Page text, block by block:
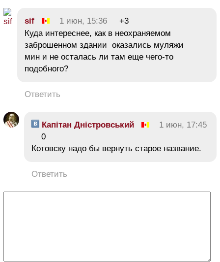
sif 1 июн, 15:36
+3
Куда интереснее, как в неохраняемом
заброшенном здании оказались муляжи
мин и не осталась ли там еще чего-то
подобного?
Ответить
Капітан Дністровський
1 июн, 17:45
0
Котовску надо бы вернуть старое название.
Ответить